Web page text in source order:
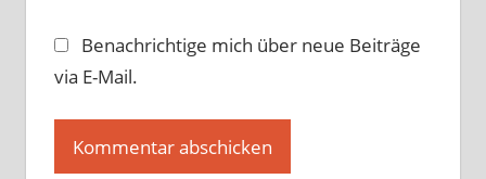
Benachrichtige mich über neue Beiträge
via E-Mail.